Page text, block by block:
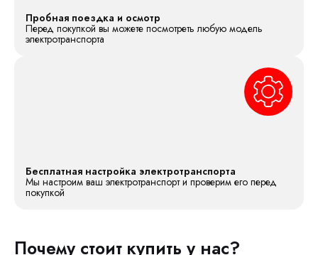
Пробная поездка и осмотр
Перед покупкой вы можете посмотреть любую модель
электротранспорта
Бесплатная настройка электротранспорта
Мы настроим ваш электротранспорт и проверим его перед
покупкой
Почему стоит купить у нас?